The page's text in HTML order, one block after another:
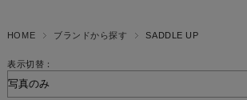
HOME ブランドから探す SADDLE UP
表示切替：